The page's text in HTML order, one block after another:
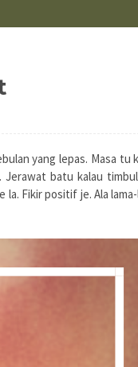
yang lepas. Masa tu
batu kalau
Fikir positif je. Ala lama-